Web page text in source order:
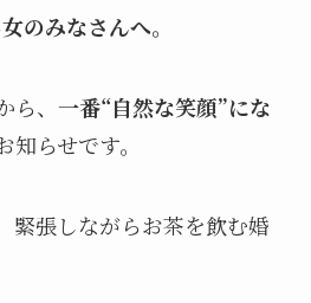
のみなさんへ。
、 一番“自然な笑顔”にな
知らせです。
緊張しながらお茶を飲む婚